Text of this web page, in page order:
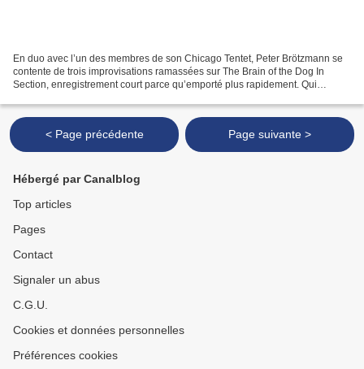
En duo avec l’un des membres de son Chicago Tentet, Peter Brötzmann se
contente de trois improvisations ramassées sur The Brain of the Dog In
Section, enregistrement court parce qu’emporté plus rapidement. Qui
< Page précédente Page suivante >
Hébergé par Canalblog
Top articles
Pages
Contact
Signaler un abus
C.G.U.
Cookies et données personnelles
Préférences cookies